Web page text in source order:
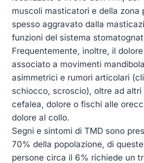
muscoli masticatori e della zona
spesso aggravato dalla
funzioni del sistema
Frequentemente, inoltre, il
associato a movimenti
asimmetrici e rumori articolari
schiocco, scroscio), oltre ad altri
cefalea, dolore o fischi alle
dolore al collo.
Segni e sintomi di TMD sono
70% della popolazione, di queste
persone circa il 6% richiede un